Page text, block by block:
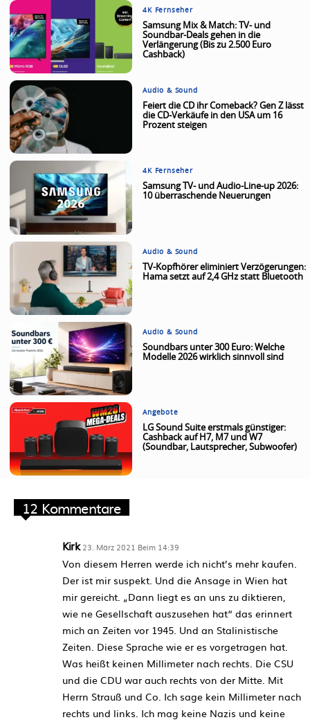
4K Fernseher
Samsung Mix & Match: TV- und
Soundbar-Deals gehen in die
Verlängerung (Bis zu 2.500 Euro
Cashback)
Audio & Sound
Feiert die CD ihr Comeback? Gen Z lässt
die CD-Verkäufe in den USA um 16
Prozent steigen
4K Fernseher
Samsung TV- und Audio-Line-up 2026:
10 überraschende Neuerungen
Audio & Sound
TV-Kopfhörer eliminiert Verzögerungen:
Hama setzt auf 2,4 GHz statt Bluetooth
Audio & Sound
Soundbars unter 300 Euro: Welche
Modelle 2026 wirklich sinnvoll sind
Angebote
LG Sound Suite erstmals günstiger:
Cashback auf H7, M7 und W7
(Soundbar, Lautsprecher, Subwoofer)
12 Kommentare
Kirk 23. März 2021 Beim 14:39
Von diesem Herren werde ich nicht’s mehr kaufen.
Der ist mir suspekt. Und die Ansage in Wien hat
mir gereicht. „Dann liegt es an uns zu diktieren,
wie ne Gesellschaft auszusehen hat“ das erinnert
mich an Zeiten vor 1945. Und an Stalinistische
Zeiten. Diese Sprache wie er es vorgetragen hat.
Was heißt keinen Millimeter nach rechts. Die CSU
und die CDU war auch rechts von der Mitte. Mit
Herrn Strauß und Co. Ich sage kein Millimeter nach
rechts und links. Ich mag keine Nazis und keine